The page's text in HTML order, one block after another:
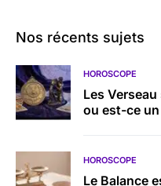
Nos récents sujets
HOROSCOPE
Les
ou est-ce
HOROSCOPE
Le Balance